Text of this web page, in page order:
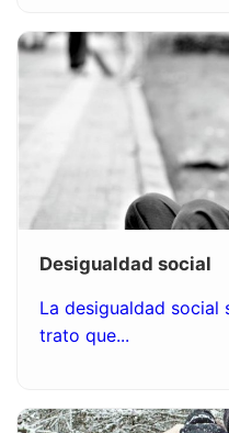
Desigualdad social
La desigualdad social
trato que...